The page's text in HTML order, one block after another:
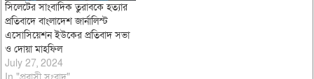
সিলেটের সাংবাদিক তুরাবকে হত্যার
প্রতিবাদে বাংলাদেশ জার্নালিস্ট
এসোসিয়েশন ইউকের প্রতিবাদ সভা
ও দোয়া মাহফিল
July 27, 2024